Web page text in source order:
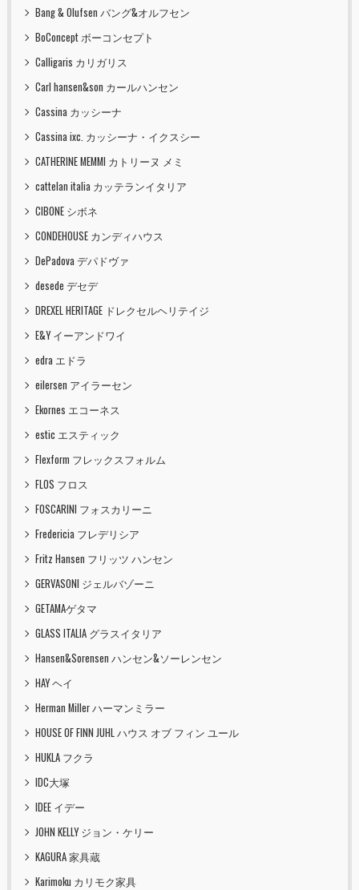
Bang & Olufsen バング&オルフセン
BoConcept ボーコンセプト
Calligaris カリガリス
Carl hansen&son カールハンセン
Cassina カッシーナ
Cassina ixc. カッシーナ・イクスシー
CATHERINE MEMMI カトリーヌ メミ
cattelan italia カッテランイタリア
CIBONE シボネ
CONDEHOUSE カンディハウス
DePadova デパドヴァ
desede デセデ
DREXEL HERITAGE ドレクセルヘリテイジ
E&Y イーアンドワイ
edra エドラ
eilersen アイラーセン
Ekornes エコーネス
estic エスティック
Flexform フレックスフォルム
FLOS フロス
FOSCARINI フォスカリーニ
Fredericia フレデリシア
Fritz Hansen フリッツ ハンセン
GERVASONI ジェルバゾーニ
GETAMAゲタマ
GLASS ITALIA グラスイタリア
Hansen&Sorensen ハンセン&ソーレンセン
HAY ヘイ
Herman Miller ハーマンミラー
HOUSE OF FINN JUHL ハウス オブ フィン ユール
HUKLA フクラ
IDC大塚
IDEE イデー
JOHN KELLY ジョン・ケリー
KAGURA 家具蔵
Karimoku カリモク家具